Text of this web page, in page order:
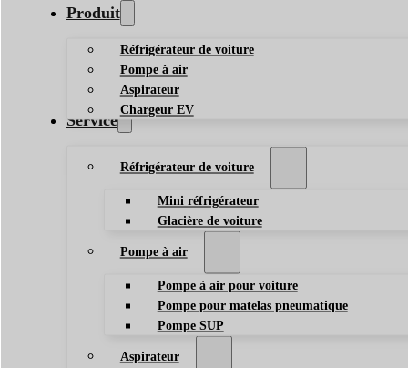
Produit
Réfrigérateur de voiture
Pompe à air
Aspirateur
Chargeur EV
Service
Réfrigérateur de voiture
Mini réfrigérateur
Glacière de voiture
Pompe à air
Pompe à air pour voiture
Pompe pour matelas pneumatique
Pompe SUP
Aspirateur